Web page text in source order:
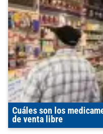
Cuáles son los
de venta libre